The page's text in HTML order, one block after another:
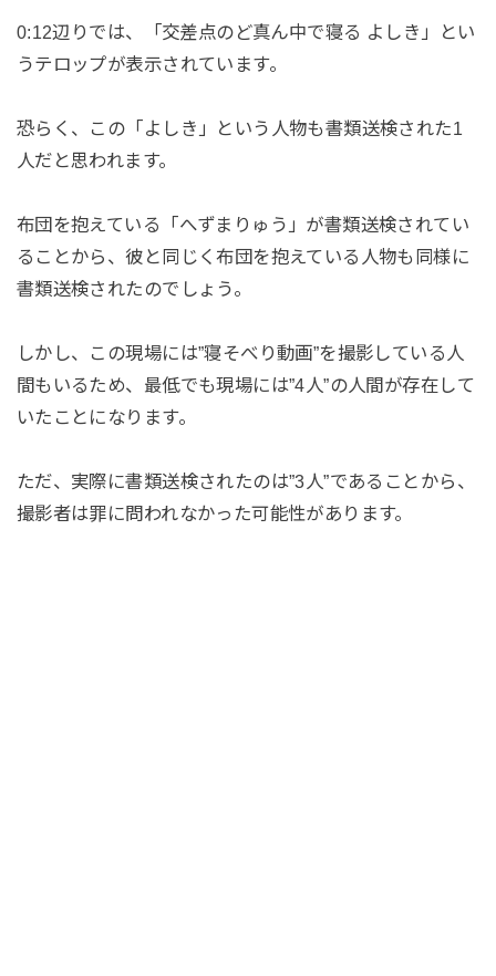
0:12辺りでは、「交差点のど真ん中で寝る よしき」とい
うテロップが表示されています。
恐らく、この「よしき」という人物も書類送検された1
人だと思われます。
布団を抱えている「へずまりゅう」が書類送検されてい
ることから、彼と同じく布団を抱えている人物も同様に
書類送検されたのでしょう。
しかし、この現場には”寝そべり動画”を撮影している人
間もいるため、最低でも現場には”4人”の人間が存在して
いたことになります。
ただ、実際に書類送検されたのは”3人”であることから、
撮影者は罪に問われなかった可能性があります。